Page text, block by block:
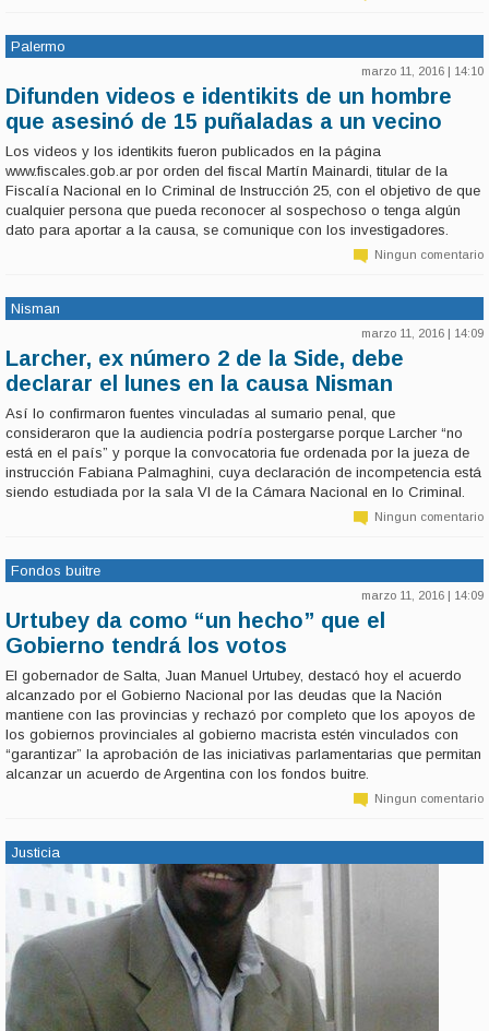
Damián Ferrón (37) y Leopoldo Bina (35).
Palermo
marzo 11, 2016 | 14:10
Difunden videos e identikits de un hombre
que asesinó de 15 puñaladas a un vecino
Los videos y los identikits fueron publicados en la página
www.fiscales.gob.ar por orden del fiscal Martín Mainardi, titular de la
Fiscalía Nacional en lo Criminal de Instrucción 25, con el objetivo de que
cualquier persona que pueda reconocer al sospechoso o tenga algún
dato para aportar a la causa, se comunique con los investigadores.
Ningun comentario
Nisman
marzo 11, 2016 | 14:09
Larcher, ex número 2 de la Side, debe
declarar el lunes en la causa Nisman
Así lo confirmaron fuentes vinculadas al sumario penal, que
consideraron que la audiencia podría postergarse porque Larcher “no
está en el país” y porque la convocatoria fue ordenada por la jueza de
instrucción Fabiana Palmaghini, cuya declaración de incompetencia está
siendo estudiada por la sala VI de la Cámara Nacional en lo Criminal.
Ningun comentario
Fondos buitre
marzo 11, 2016 | 14:09
Urtubey da como “un hecho” que el
Gobierno tendrá los votos
El gobernador de Salta, Juan Manuel Urtubey, destacó hoy el acuerdo
alcanzado por el Gobierno Nacional por las deudas que la Nación
mantiene con las provincias y rechazó por completo que los apoyos de
los gobiernos provinciales al gobierno macrista estén vinculados con
“garantizar” la aprobación de las iniciativas parlamentarias que permitan
alcanzar un acuerdo de Argentina con los fondos buitre.
Ningun comentario
Justicia